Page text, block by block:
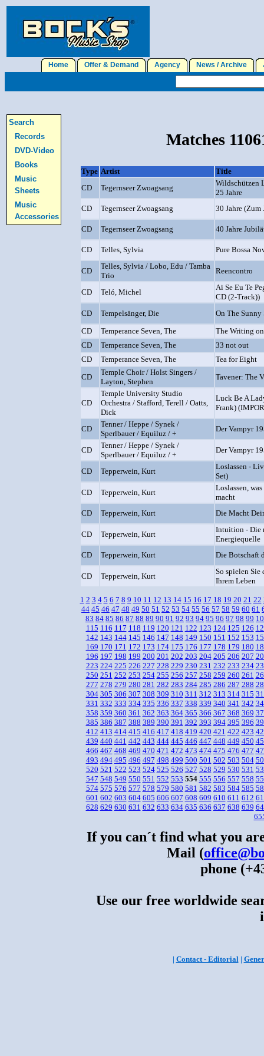
Home Offer & Demand Agency News / Archive
Search
Records
DVD-Video
Books
Music
Sheets
Music
Accessories
Matches
Type Artist
Title
CD
Tegernseer Zwoagsang
Wildschützen
25 Jahre
CD
Tegernseer Zwoagsang 30 Jahre (Zum
CD Tegernseer Zwoagsang 40 Jahre
CD Telles, Sylvia Pure Bossa
CD
Telles, Sylvia / Lobo, Edu / Tamba
Trio
Reencontro
CD Teló, Michel
Ai Se Eu Te
CD (2-Track))
CD
Tempelsänger, Die
On The Sunny
CD
Temperance Seven, The
The Writing
CD
Temperance Seven, The
33 not out
CD
Temperance Seven, The
Tea for Eight
CD
Temple Choir / Holst Singers /
Layton, Stephen
Tavener: The
CD
Temple University Studio
Orchestra / Stafford, Terell / Oatts,
Dick
Luck Be A
Frank)
CD
Tenner / Heppe / Synek /
Sperlbauer / Equiluz / +
Der Vampyr
CD
Tenner / Heppe / Synek /
Sperlbauer / Equiluz / +
Der Vampyr
CD Tepperwein, Kurt
Loslassen -
Set)
CD
Tepperwein, Kurt
Loslassen,
macht
CD
Tepperwein, Kurt Die Macht
CD Tepperwein, Kurt
Intuition - Die
Energiequelle
CD
Tepperwein, Kurt Die Botschaft
CD Tepperwein, Kurt
So spielen
Ihrem Leben
1 2 3 4 5 6 7 8 9 10 11 12 13 14 15 16 17 18 19 20 21 22
44 45 46 47 48 49 50 51 52 53 54 55 56 57 58 59 60 61
83 84 85 86 87 88 89 90 91 92 93 94 95 96 97 98 99
115 116 117 118 119 120 121 122 123 124 125 126
142 143 144 145 146 147 148 149 150 151 152 153
169 170 171 172 173 174 175 176 177 178 179 180
196 197 198 199 200 201 202 203 204 205 206 207
223 224 225 226 227 228 229 230 231 232 233 234
250 251 252 253 254 255 256 257 258 259 260 261
277 278 279 280 281 282 283 284 285 286 287 288
304 305 306 307 308 309 310 311 312 313 314 315
331 332 333 334 335 336 337 338 339 340 341 342
358 359 360 361 362 363 364 365 366 367 368 369
385 386 387 388 389 390 391 392 393 394 395 396
412 413 414 415 416 417 418 419 420 421 422 423
439 440 441 442 443 444 445 446 447 448 449 450
466 467 468 469 470 471 472 473 474 475 476 477
493 494 495 496 497 498 499 500 501 502 503 504
520 521 522 523 524 525 526 527 528 529 530 531
547 548 549 550 551 552 553 554 555 556 557 558
574 575 576 577 578 579 580 581 582 583 584 585
601 602 603 604 605 606 607 608 609 610 611 612
628 629 630 631 632 633 634 635 636 637 638 639
If you can´t find what you
Mail (
phone
Use our free worldwide
| Contact - Editorial|